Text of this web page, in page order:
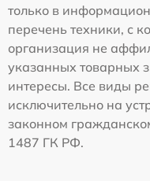
только в
перечень техники, с
организация не
указанных товарных
интересы. Все виды
исключительно на
законном
1487 ГК РФ.